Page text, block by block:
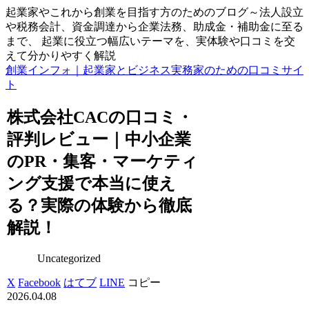
起業家やこれから創業を目指す方のためのブログ～法人設立
や税務会計、資金調達から企業法務、助成金・補助金に至る
まで、 起業に役立つ幅広いテーマを、実体験や口コミを交
えて分かりやすく解説
創業インフォ｜起業家とビジネス実務家のための口コミサイ
ト
株式会社CACの口コミ・
評判レビュー｜中小企業
のPR・集客・マーケティ
ング支援で本当に使え
る？実際の体験から徹底
解説！
Uncategorized
X Facebook はてブ LINE コピー
2026.04.08